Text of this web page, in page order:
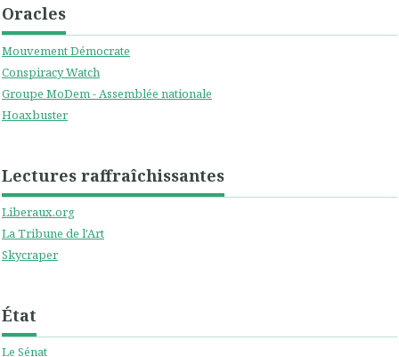
Oracles
Mouvement Démocrate
Conspiracy Watch
Groupe MoDem - Assemblée nationale
Hoaxbuster
Lectures raffraîchissantes
Liberaux.org
La Tribune de l'Art
Skycraper
État
Le Sénat